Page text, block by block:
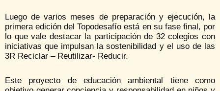
Luego de varios meses de preparación y ejecución, la
primera edición del Topodesafío está en su fase final, por
lo que vale destacar la participación de 32 colegios con
iniciativas que impulsan la sostenibilidad y el uso de las
3R Reciclar – Reutilizar- Reducir.
Este proyecto de educación ambiental tiene como